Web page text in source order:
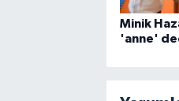
Minik
'anne'